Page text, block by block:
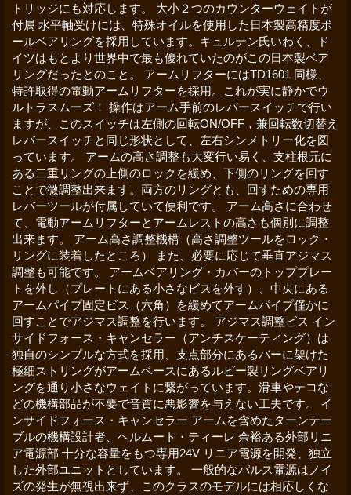
トリッジにも対応します。 大小２つのカウンターウェイトが
付属 水平軸受けには、特殊オイルを使用した日本製高精度ボ
ールベアリングを採用しています。キュルテン氏いわく、ド
イツはもとより世界中で最も優れていたのがこの日本製ベア
リングだったとのこと。 アームリフターにはTD1601 同様、
特許取得の電動アームリフターを採用。これが実に静かでウ
ルトラスムーズ！ 操作はアーム手前のレバースイッチで行い
ますが、このスイッチは左側の回転ON/OFF，兼回転数切替え
レバースイッチと同じ形状として、左右シンメトリー化を図
っています。 アームの高さ調整も大変行い易く、支柱根元に
ある二重リングの上側のロックを緩め、下側のリングを回す
ことで微調整出来ます。両方のリングとも、回すための専用
レバーツールが付属していて便利です。 アーム高さに合わせ
て、電動アームリフターとアームレストの高さも個別に調整
出来ます。 アーム高さ調整機構（高さ調整ツールをロック・
リングに装着したところ） また、必要に応じて垂直アジマス
調整も可能です。 アームベアリング・カバーのトッププレー
トを外し（プレートにある小さなビスを外す）、中央にある
アームパイプ固定ビス（六角）を緩めてアームパイプ僅かに
回すことでアジマス調整を行います。 アジマス調整ビス イン
サイドフォース・キャンセラー（アンチスケーティング）は
独自のシンプルな方式を採用、支点部分にあるバーに架けた
極細ストリングがアームベースにあるルビー製リングベアリ
ングを通り小さなウェイトに繋がっています。滑車やテコな
どの機構部品が不要で音質に悪影響を与えない工夫です。 イ
ンサイドフォース・キャンセラー アームを含めたターンテー
ブルの機構設計者、ヘルムート・ティーレ 余裕ある外部リニ
ア電源部 十分な容量をもつ専用24V リニア電源を開発、独立
した外部ユニットとしています。 一般的なパルス電源はノイ
ズの発生が無視出来ず、このクラスのモデルには相応しくな